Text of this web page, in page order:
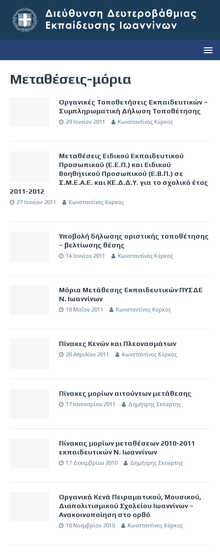
Μεταθέσεις-μόρια
Οργανικές Τοποθετήσεις Εκπαιδευτικών –
Συμπληρωματική Δήλωση Τοποθέτησης
29 Ιουνίου 2011 Κωνσταντίνος Κύρκος
Μεταθέσεις Ειδικού Εκπαιδευτικού
Προσωπικού (Ε.Ε.Π.) και Ειδικού
Βοηθητικού Προσωπικού (Ε.Β.Π.) σε
Σ.Μ.Ε.Α.Ε. και ΚΕ.Δ.Δ.Υ. για το σχολικό έτος
2011-2012
27 Ιουνίου 2011 Κωνσταντίνος Κύρκος
Υποβολή δήλωσης οριστικής τοποθέτησης
– βελτίωσης θέσης
14 Ιουνίου 2011 Κωνσταντίνος Κύρκος
Μόρια Μετάθεσης Εκπαιδευτικών ΠΥΣΔΕ
Ν. Ιωαννίνων
18 Μαΐου 2011 Κωνσταντίνος Κύρκος
Πίνακες Κενών και Πλεονασμάτων
20 Απριλίου 2011 Κωνσταντίνος Κύρκος
Πίνακες μορίων αιτούντων μετάθεσης
17 Ιανουαρίου 2011 Δημήτρης Σκούρτης
Πίνακας μορίων μεταθέσεων 2010-2011
εκπαιδευτικών Ν. Ιωαννίνων
17 Δεκεμβρίου 2010 Δημήτρης Σκούρτης
Οργανικά Κενά Πειραματικού, Μουσικού,
Διαπολιτισμικού Σχολείου Ιωαννίνων –
Ανακοινοποίηση στο ορθό
10 Νοεμβρίου 2010 Κωνσταντίνος Κύρκος